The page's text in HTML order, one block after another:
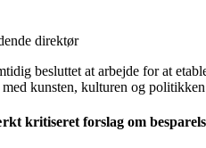
direktør
besluttet at arbejde for at
kunsten, kulturen og
kritiseret forslag om